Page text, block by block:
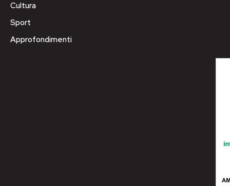
Cultura
Sport
Approfondimenti